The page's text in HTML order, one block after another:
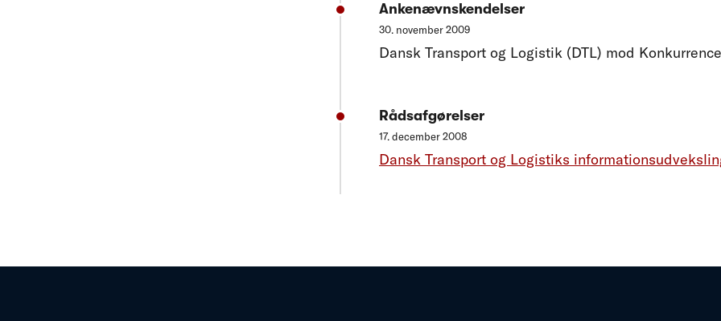
Ankenævnskendelser
30. november 2009
Dansk Transport og Logistik (DTL) mod
Rådsafgørelser
17. december 2008
Dansk Transport og Logistiks